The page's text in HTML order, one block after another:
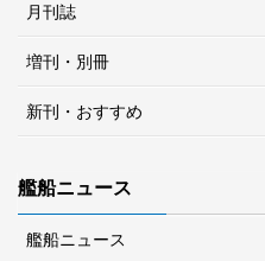
月刊誌
増刊・別冊
新刊・おすすめ
艦船ニュース
艦船ニュース